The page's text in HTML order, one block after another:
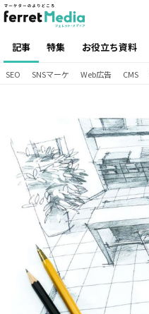
記事 特集 お役立ち資料
SEO SNSマーケ Web広告 CMS